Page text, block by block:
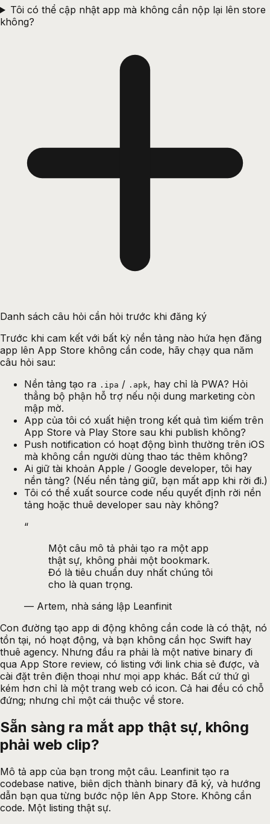
Tôi có thể cập nhật app mà không cần nộp lại lên store
không?
Danh sách câu hỏi cần hỏi trước khi đăng ký
Trước khi cam kết với bất kỳ nền tảng nào hứa hẹn đăng
app lên App Store không cần code, hãy chạy qua năm
câu hỏi sau:
Nền tảng tạo ra .ipa / .apk, hay chỉ là PWA? Hỏi
thẳng bộ phận hỗ trợ nếu nội dung marketing còn
mập mờ.
App của tôi có xuất hiện trong kết quả tìm kiếm trên
App Store và Play Store sau khi publish không?
Push notification có hoạt động bình thường trên iOS
mà không cần người dùng thao tác thêm không?
Ai giữ tài khoản Apple / Google developer, tôi hay
nền tảng? (Nếu nền tảng giữ, bạn mất app khi rời đi.)
Tôi có thể xuất source code nếu quyết định rời nền
tảng hoặc thuê developer sau này không?
“
Một câu mô tả phải tạo ra một app
thật sự, không phải một bookmark.
Đó là tiêu chuẩn duy nhất chúng tôi
cho là quan trọng.
— Artem, nhà sáng lập Leanfinit
Con đường tạo app di động không cần code là có thật, nó
tồn tại, nó hoạt động, và bạn không cần học Swift hay
thuê agency. Nhưng đầu ra phải là một native binary đi
qua App Store review, có listing với link chia sẻ được, và
cài đặt trên điện thoại như mọi app khác. Bất cứ thứ gì
kém hơn chỉ là một trang web có icon. Cả hai đều có chỗ
đứng; nhưng chỉ một cái thuộc về store.
Sẵn sàng ra mắt app thật sự, không
phải web clip?
Mô tả app của bạn trong một câu. Leanfinit tạo ra
codebase native, biên dịch thành binary đã ký, và hướng
dẫn bạn qua từng bước nộp lên App Store. Không cần
code. Một listing thật sự.